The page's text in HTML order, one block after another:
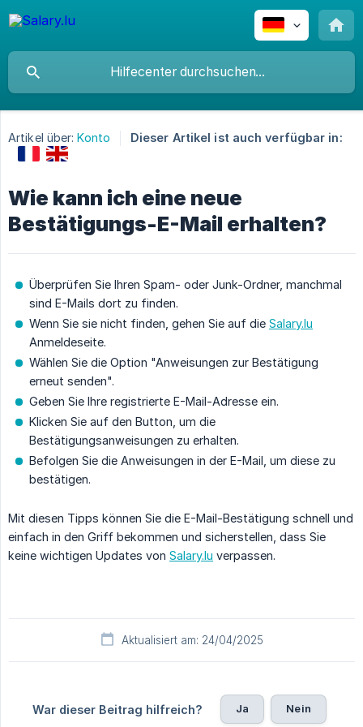
Artikel über: Konto Dieser Artikel ist auch verfügbar in:
Wie kann ich eine neue
Bestätigungs-E-Mail erhalten?
Überprüfen Sie Ihren Spam- oder Junk-Ordner, manchmal
sind E-Mails dort zu finden.
Wenn Sie sie nicht finden, gehen Sie auf die Salary.lu
Anmeldeseite.
Wählen Sie die Option "Anweisungen zur Bestätigung
erneut senden".
Geben Sie Ihre registrierte E-Mail-Adresse ein.
Klicken Sie auf den Button, um die
Bestätigungsanweisungen zu erhalten.
Befolgen Sie die Anweisungen in der E-Mail, um diese zu
bestätigen.
Mit diesen Tipps können Sie die E-Mail-Bestätigung schnell und
einfach in den Griff bekommen und sicherstellen, dass Sie
keine wichtigen Updates von Salary.lu verpassen.
Aktualisiert am: 24/04/2025
War dieser Beitrag hilfreich? Ja Nein